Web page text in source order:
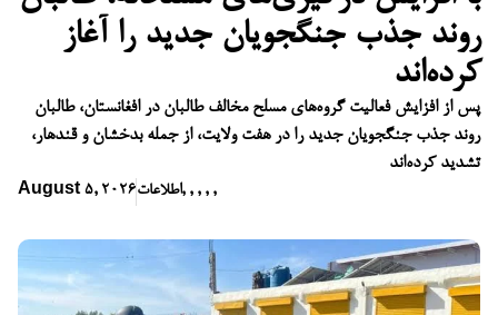
روند جذب جنگجویان جدید را آغاز
کرده‌اند
پس از افزایش فعالیت گروه‌های مسلح مخالف طالبان در افغانستان، طالبان
روند جذب جنگجویان جدید را در هفت ولایت، از جمله بدخشان و قندهار،
تشدید کرده‌اند
August 5, 2026اطلاعات, , , , ,